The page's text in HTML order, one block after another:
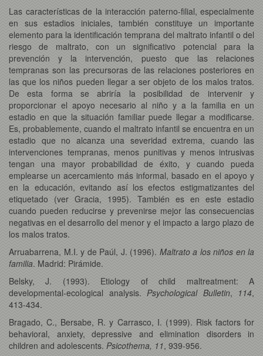
Las características de la interacción paterno-filial, especialmente
en sus estadios iniciales, también constituye un importante
elemento para la identificación temprana del maltrato infantil o del
riesgo de maltrato, con un significativo potencial para la
prevención y la intervención, puesto que las relaciones
tempranas son las precursoras de las relaciones posteriores en
las que los niños pueden llegar a ser objeto de los malos tratos.
De esta forma se abriría la posibilidad de intervenir y
proporcionar el apoyo necesario al niño y a la familia en un
estadio en que la situación familiar puede llegar a modificarse.
Es, probablemente, cuando el maltrato infantil se encuentra en un
estadio que no alcanza una severidad extrema, cuando las
intervenciones tempranas, menos punitivas y menos intrusivas
tengan una mayor probabilidad de éxito, y cuando pueda
emplearse un acercamiento más informal, basado en el apoyo y
en la educación, evitando así los efectos estigmatizantes del
etiquetado (ver Gracia, 1995). También es en este estadio
cuando pueden reducirse y prevenirse mejor las consecuencias
negativas en el desarrollo del menor y el impacto a largo plazo de
los malos tratos.
Arruabarrena, M.I. y de Paúl, J. (1996). Maltrato a los niños en la
familia. Madrid: Pirámide.
Belsky, J. (1993). Etiology of child maltreatment: A
developmental-ecological analysis. Psychological Bulletin, 114,
413-434.
Bragado, C., Bersabe, R. y Carrasco, I. (1999). Risk factors for
behavioral, anxiety, depressive and elimination disorders in
children and adolescents. Psicothema, 11, 939-956.